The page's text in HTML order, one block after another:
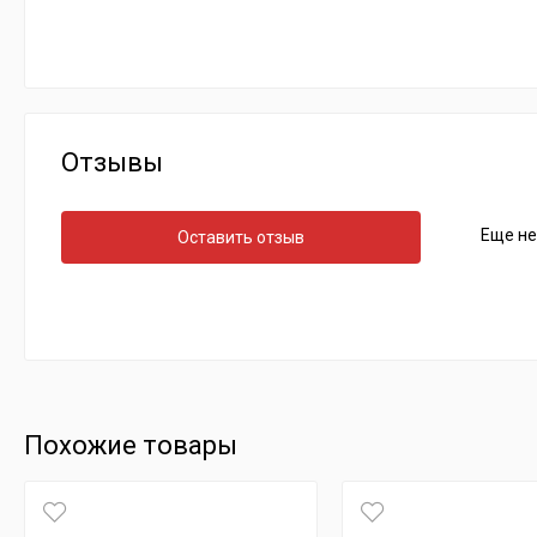
Отзывы
Оставить отзыв Еще
Похожие товары